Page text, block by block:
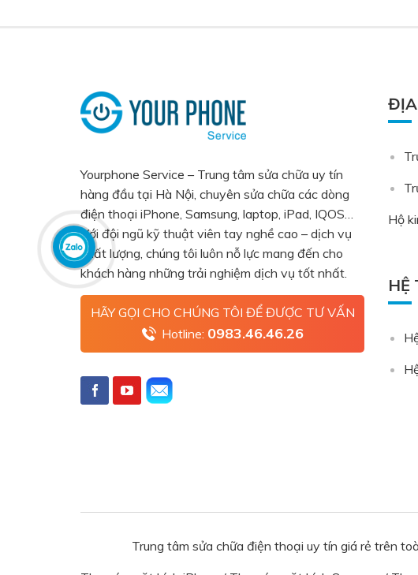
Yourphone Service – Trung tâm sửa chữa uy tín
hàng đầu tại Hà Nội, chuyên sửa chữa các dòng
điện thoại iPhone, Samsung, laptop, iPad, IQOS…
Với đội ngũ kỹ thuật viên tay nghề cao – dịch vụ
chất lượng, chúng tôi luôn nỗ lực mang đến cho
khách hàng những trải nghiệm dịch vụ tốt nhất.
HÃY GỌI CHO CHÚNG TÔI ĐỂ ĐƯỢC TƯ VẤN
Hotline: 0983.46.46.26
ĐỊA
Hộ
HỆ
Trung tâm sửa chữa điện thoại uy tín giá rẻ trên